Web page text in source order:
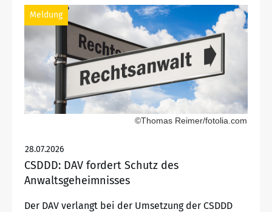
Meldung
©Thomas Reimer/fotolia.com
28.07.2026
CSDDD: DAV fordert Schutz des
Anwaltsgeheimnisses
Der DAV verlangt bei der Umsetzung der CSDDD